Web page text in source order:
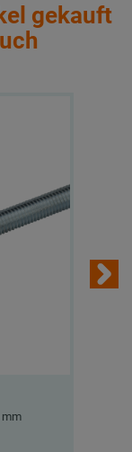
gekauft
mm